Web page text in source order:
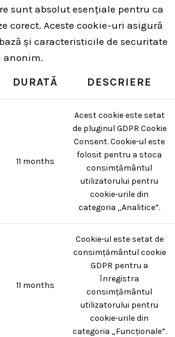
sunt absolut esențiale pentru ca
corect. Aceste cookie-uri asigură
și caracteristicile de securitate
anonim.
DURATĂ DESCRIERE
11 months
Acest cookie este setat
de pluginul GDPR Cookie
Consent. Cookie-ul este
folosit pentru a stoca
consimțământul
utilizatorului pentru
cookie-urile din
categoria „Analitice”.
11 months
Cookie-ul este setat de
consimțământul cookie
GDPR pentru a
înregistra
consimțământul
utilizatorului pentru
cookie-urile din
categoria „Funcționale”.